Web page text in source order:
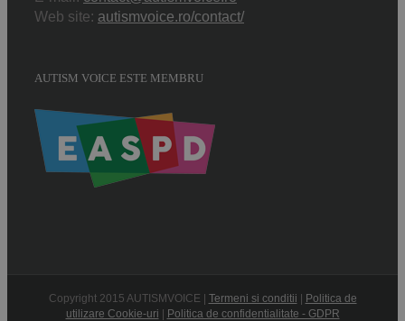
Web site: autismvoice.ro/contact/
AUTISM VOICE ESTE MEMBRU
Copyright 2015 AUTISMVOICE | Termeni si conditii | Politica de
utilizare Cookie-uri | Politica de confidentialitate - GDPR